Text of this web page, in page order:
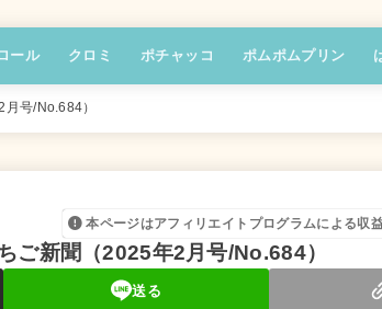
ール クロミ ポチャッコ ポムポムプリン
号/No.684）
本ページはアフィリエイトプログラムによる収
ご新聞（2025年2月号/No.684）
送る